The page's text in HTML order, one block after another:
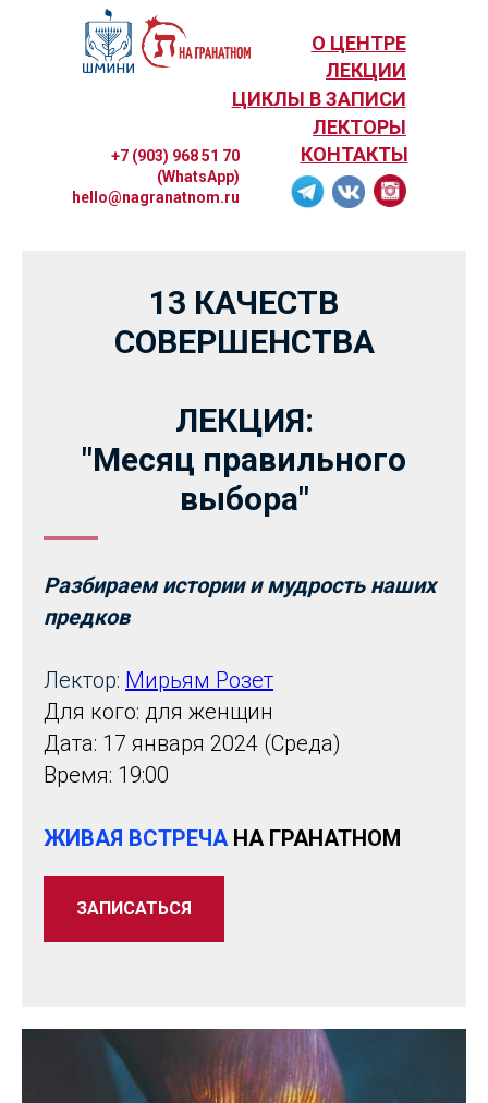
О ЦЕНТРЕ
ЛЕКЦИИ
ЦИКЛЫ В ЗАПИСИ
ЛЕКТОРЫ
КОНТАКТЫ
+7 (903) 968 51 70
(WhatsApp)
hello@nagranatnom.ru
13 КАЧЕСТВ
СОВЕРШЕНСТВА
ЛЕКЦИЯ:
"Месяц правильного
выбора"
Разбираем истории и мудрость наших
предков
Лектор: Мирьям Розет
Для кого: для женщин
Дата: 17 января 2024 (Среда)
Время: 19:00
ЖИВАЯ ВСТРЕЧАНА ГРАНАТНОМ
ЗАПИСАТЬСЯ